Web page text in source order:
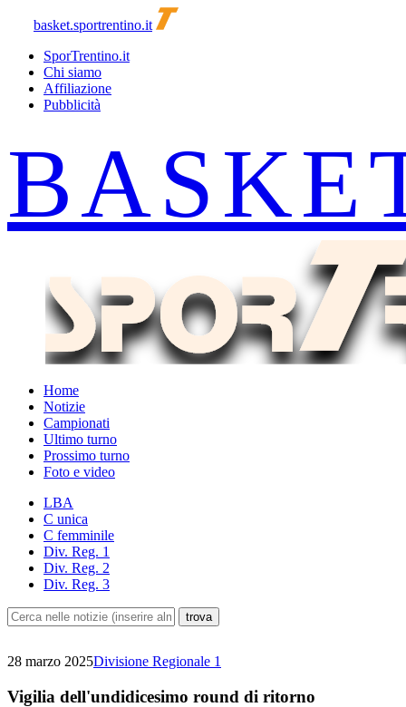
basket.sportrentino.it
SporTrentino.it
Chi siamo
Affiliazione
Pubblicità
Home
Notizie
Campionati
Ultimo turno
Prossimo turno
Foto e video
LBA
C unica
C femminile
Div. Reg. 1
Div. Reg. 2
Div. Reg. 3
28 marzo 2025Divisione Regionale 1
Vigilia dell'undidicesimo round di ritorno